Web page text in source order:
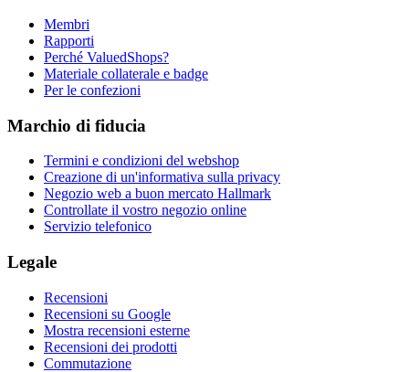
Membri
Rapporti
Perché ValuedShops?
Materiale collaterale e badge
Per le confezioni
Marchio di fiducia
Termini e condizioni del webshop
Creazione di un'informativa sulla privacy
Negozio web a buon mercato Hallmark
Controllate il vostro negozio online
Servizio telefonico
Legale
Recensioni
Recensioni su Google
Mostra recensioni esterne
Recensioni dei prodotti
Commutazione